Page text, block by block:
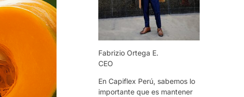
Fabrizio Ortega E.
CEO
En Capiflex Perú, sabemos lo
importante que es mantener